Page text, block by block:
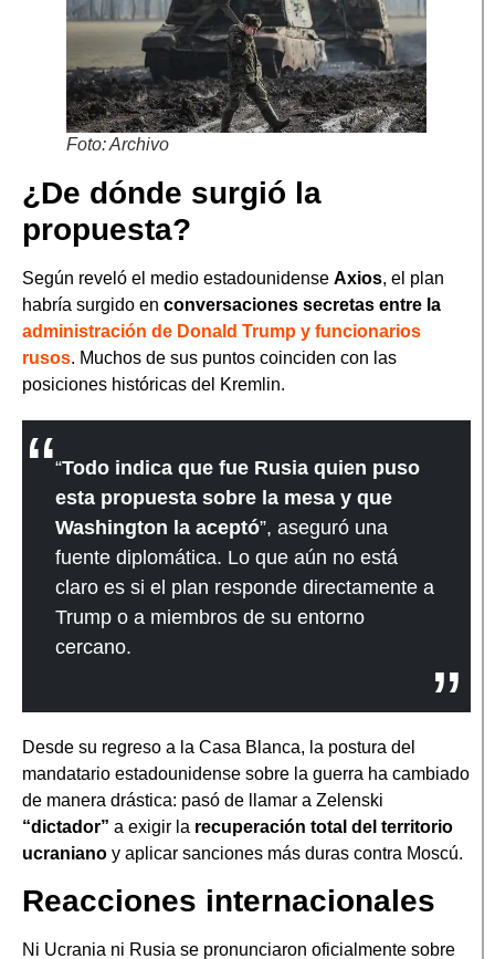
Foto: Archivo
¿De dónde surgió la
propuesta?
Según reveló el medio estadounidense Axios, el plan
habría surgido en conversaciones secretas entre la
administración de Donald Trump y funcionarios
rusos. Muchos de sus puntos coinciden con las
posiciones históricas del Kremlin.
“Todo indica que fue Rusia quien puso
esta propuesta sobre la mesa y que
Washington la aceptó”, aseguró una
fuente diplomática. Lo que aún no está
claro es si el plan responde directamente a
Trump o a miembros de su entorno
cercano.
Desde su regreso a la Casa Blanca, la postura del
mandatario estadounidense sobre la guerra ha cambiado
de manera drástica: pasó de llamar a Zelenski
“dictador” a exigir la recuperación total del territorio
ucraniano y aplicar sanciones más duras contra Moscú.
Reacciones internacionales
Ni Ucrania ni Rusia se pronunciaron oficialmente sobre